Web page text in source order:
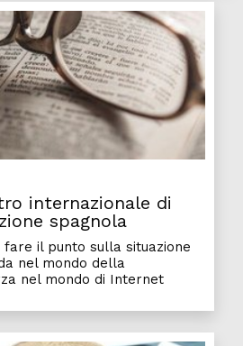
internazionale di
spagnola
fare il punto sulla situazione
nel mondo della
nel mondo di Internet